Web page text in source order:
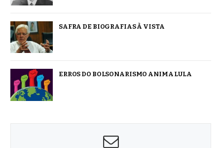
SAFRA DE BIOGRAFIAS À VISTA
ERROS DO BOLSONARISMO ANIMA LULA